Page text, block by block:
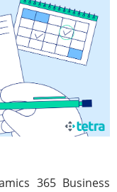
365 Business